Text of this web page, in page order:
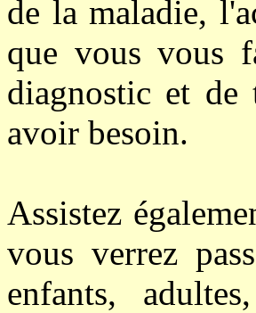
de la maladie,
que vous vous
diagnostic et de
avoir besoin.
Assistez
vous verrez
enfants,